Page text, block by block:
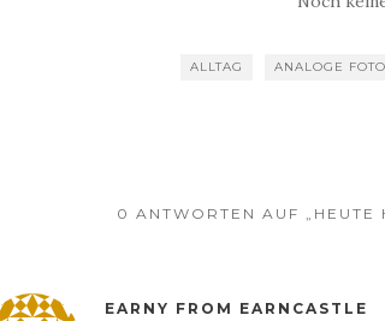
ALLTAG ANALOGE
0 ANTWORTEN AUF „HEUTE
EARNY FROM EARNCASTLE